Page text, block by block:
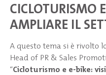
CICLOTURISMO
AMPLIARE IL
A questo tema si è rivolto
Head of PR & Sales
“Cicloturismo e e-bike: